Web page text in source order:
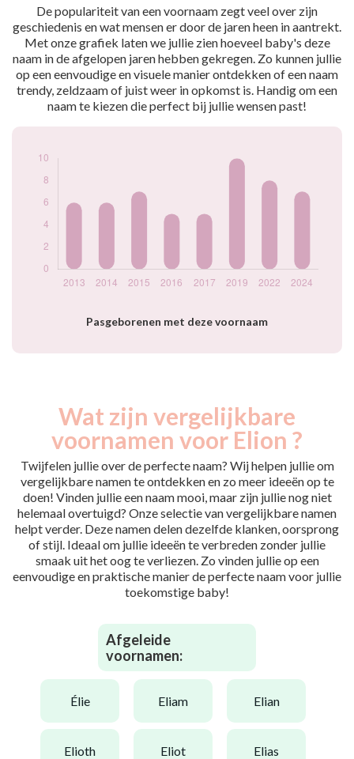
De populariteit van een voornaam zegt veel over zijn
geschiedenis en wat mensen er door de jaren heen in aantrekt.
Met onze grafiek laten we jullie zien hoeveel baby's deze
naam in de afgelopen jaren hebben gekregen. Zo kunnen jullie
op een eenvoudige en visuele manier ontdekken of een naam
trendy, zeldzaam of juist weer in opkomst is. Handig om een
naam te kiezen die perfect bij jullie wensen past!
Pasgeborenen met deze voornaam
prénom Elion par
2014
6
2015
7
2016
5
2017
5
2019
10
2022
8
7
Wat zijn vergelijkbare
voornamen voor Elion ?
Twijfelen jullie over de perfecte naam? Wij helpen jullie om
vergelijkbare namen te ontdekken en zo meer ideeën op te
doen! Vinden jullie een naam mooi, maar zijn jullie nog niet
helemaal overtuigd? Onze selectie van vergelijkbare namen
helpt verder. Deze namen delen dezelfde klanken, oorsprong
of stijl. Ideaal om jullie ideeën te verbreden zonder jullie
smaak uit het oog te verliezen. Zo vinden jullie op een
eenvoudige en praktische manier de perfecte naam voor jullie
toekomstige baby!
Afgeleide
voornamen:
élie eliam elian
elioth eliot elias